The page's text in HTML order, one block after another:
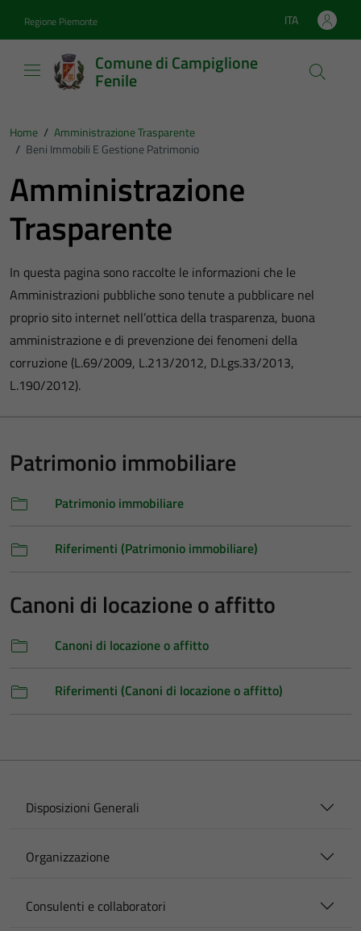
Regione Piemonte Lingua attiva:
ITA
Comune di Campiglione
Fenile
Home / Amministrazione Trasparente
/ Beni Immobili E Gestione Patrimonio
Amministrazione
Trasparente
In questa pagina sono raccolte le informazioni che le
Amministrazioni pubbliche sono tenute a pubblicare nel
proprio sito internet nell’ottica della trasparenza, buona
amministrazione e di prevenzione dei fenomeni della
corruzione (L.69/2009, L.213/2012, D.Lgs.33/2013,
L.190/2012).
Patrimonio immobiliare
Patrimonio immobiliare
Riferimenti (Patrimonio immobiliare)
Canoni di locazione o affitto
Canoni di locazione o affitto
Riferimenti (Canoni di locazione o affitto)
Disposizioni Generali
Organizzazione
Consulenti e collaboratori